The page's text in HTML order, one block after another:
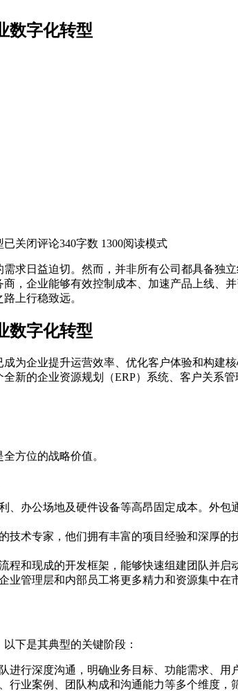
数字化转型
已关闭评论340字数 1300阅读模式
求日益迫切。然而，并非所有公司都具备独
，企业能够有效控制成本、加速产品上线、
上行稳致远。
数字化转型
为企业提升运营效率、优化客户体验和构建核
新的企业资源规划（ERP）系统、客户关系
方位的战略价值。
、办公场地及硬件设备等高昂固定成本。外
技术专家，他们拥有丰富的项目经验和深厚
程和现成的开发框架，能够快速组建团队并启
业管理层和内部员工将更多精力和资源集中
下是其典型的关键阶段：
进行深度沟通，明确业务目标、功能需求、用
行业案例、团队构成和沟通能力等多个维度，